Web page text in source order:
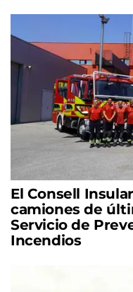
El Consell
camiones de
Servicio de
Incendios